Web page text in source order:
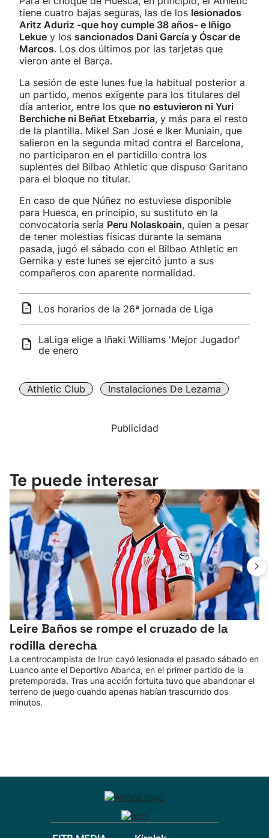
tiene cuatro bajas seguras, las de los lesionados
Aritz Aduriz -que hoy cumple 38 años- e Iñigo
Lekue y los sancionados Dani García y Óscar de
Marcos. Los dos últimos por las tarjetas que
vieron ante el Barça.
La sesión de este lunes fue la habitual posterior a
un partido, menos exigente para los titulares del
día anterior, entre los que no estuvieron ni Yuri
Berchiche ni Beñat Etxebarria, y más para el resto
de la plantilla. Mikel San José e Iker Muniain, que
salieron en la segunda mitad contra el Barcelona,
no participaron en el partidillo contra los
suplentes del Bilbao Athletic que dispuso Garitano
para el bloque no titular.
En caso de que Núñez no estuviese disponible
para Huesca, en principio, su sustituto en la
convocatoria sería Peru Nolaskoain, quien a pesar
de tener molestias físicas durante la semana
pasada, jugó el sábado con el Bilbao Athletic en
Gernika y este lunes se ejercitó junto a sus
compañeros con aparente normalidad.
Los horarios de la 26ª jornada de Liga
LaLiga elige a Iñaki Williams 'Mejor Jugador'
de enero
Athletic Club Instalaciones De Lezama
Publicidad
Te puede interesar
Leire Baños se rompe el cruzado de la
rodilla derecha
La centrocampista de Irun cayó lesionada el pasado sábado en
Luanco ante el Deportivo Abanca, en el primer partido de la
pretemporada. Tras una acción fortuita tuvo que abandonar el
terreno de juego cuando apenas habían trascurrido dos
minutos.